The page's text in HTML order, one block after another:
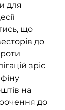
для
що
до
зріс
на
до